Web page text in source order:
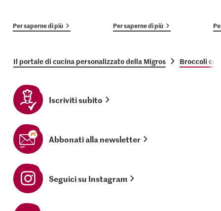
Per saperne di più Per saperne di più
Il portale di cucina personalizzato della Migros Broccoli
Iscriviti subito
Abbonati alla newsletter
Seguici su Instagram